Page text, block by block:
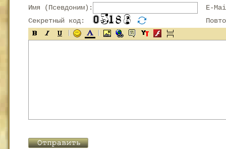
Имя (Псевдоним):
E-
Секретный код: